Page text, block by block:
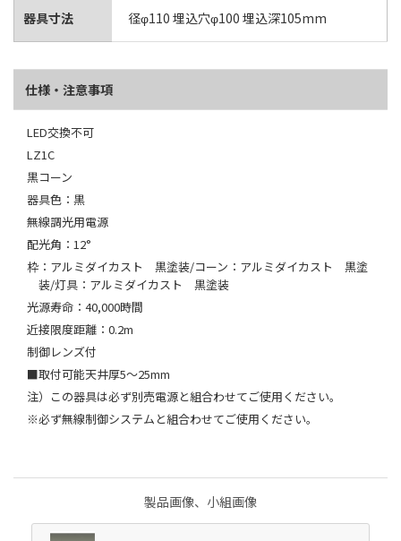
器具寸法 径φ110 埋込穴φ100 埋込深105mm
仕様・注意事項
LED交換不可
LZ1C
黒コーン
器具色：黒
無線調光用電源
配光角：12°
枠：アルミダイカスト 黒塗装/コーン：アルミダイカスト 黒塗
装/灯具：アルミダイカスト 黒塗装
光源寿命：40,000時間
近接限度距離：0.2m
制御レンズ付
■取付可能天井厚5～25mm
注）この器具は必ず別売電源と組合わせてご使用ください。
※必ず無線制御システムと組合わせてご使用ください。
製品画像、小組画像